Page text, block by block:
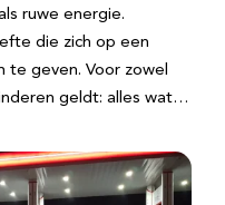
ruwe energie.
die zich op een
te geven. Voor zowel
geldt: alles wat…